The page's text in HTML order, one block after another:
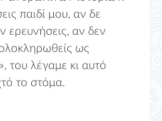
παιδί μου, αν δε
ερευνήσεις, αν δεν
ως
του λέγαμε κι αυτό
το στόμα.